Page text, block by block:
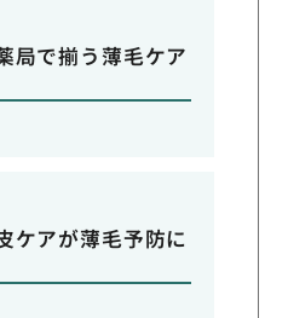
局で揃う薄毛ケア
ケアが薄毛予防に